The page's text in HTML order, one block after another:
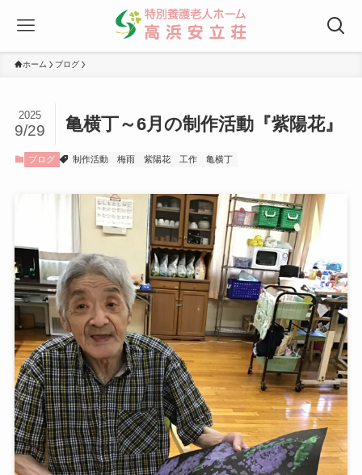
ホーム ブログ
亀横丁～6月の制作活動『紫陽花』
2025
9/29
ブログ 制作活動 梅雨 紫陽花 工作 亀横丁